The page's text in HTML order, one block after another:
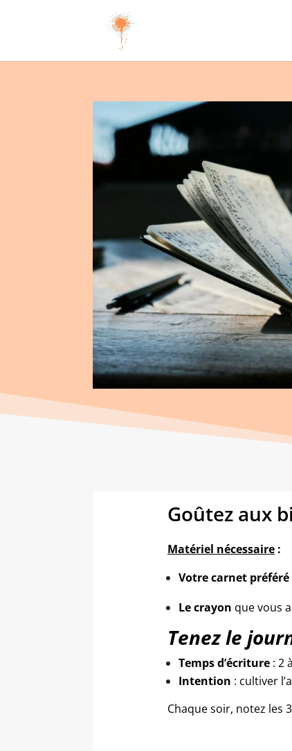
Goûtez aux
Matériel nécessaire:
Votre carnet préféré
Le crayon que vous
Tenez le
Temps d’écriture: 2
Intention : cultiver
Chaque soir, notez les